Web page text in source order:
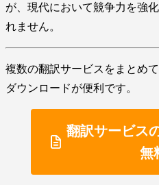
が、現代において競争力を強
れません。
複数の翻訳サービスをまとめ
ダウンロードが便利です。
翻訳サービス
無